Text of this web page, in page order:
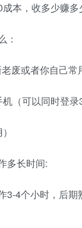
本，收多少赚多
：
废或者你自己常
（可以同时登录
多长时间:
3-4个小时，后期